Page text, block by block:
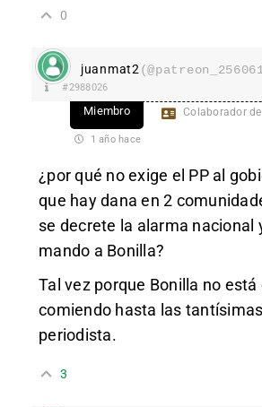
0
juanmat2
#2988026
Miembro Colaborador
1 año hace
¿por qué no exige el PP al
que hay dana en 2
se decrete la alarma nacional
mando a Bonilla?
Tal vez porque Bonilla no
comiendo hasta las
periodista.
3